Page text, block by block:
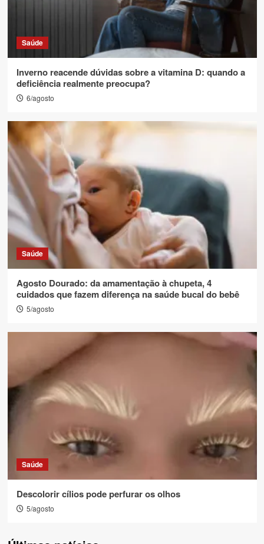
Saúde
Inverno reacende dúvidas sobre a vitamina D: quando a
deficiência realmente preocupa?
6/agosto
Saúde
Agosto Dourado: da amamentação à chupeta, 4
cuidados que fazem diferença na saúde bucal do bebê
5/agosto
Saúde
Descolorir cílios pode perfurar os olhos
5/agosto